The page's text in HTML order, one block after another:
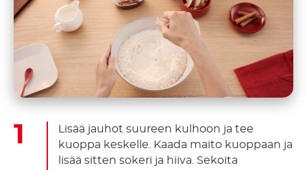
Lisää jauhot suureen kulhoon ja tee
kuoppa keskelle. Kaada maito kuoppaan ja
lisää sitten sokeri ja hiiva. Sekoita